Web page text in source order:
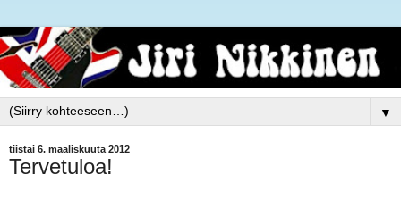
▼
tiistai 6. maaliskuuta 2012
Tervetuloa!